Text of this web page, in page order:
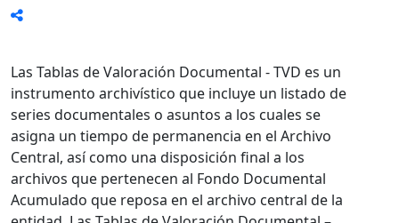
Las Tablas de Valoración Documental - TVD es un
instrumento archivístico que incluye un listado de
series documentales o asuntos a los cuales se
asigna un tiempo de permanencia en el Archivo
Central, así como una disposición final a los
archivos que pertenecen al Fondo Documental
Acumulado que reposa en el archivo central de la